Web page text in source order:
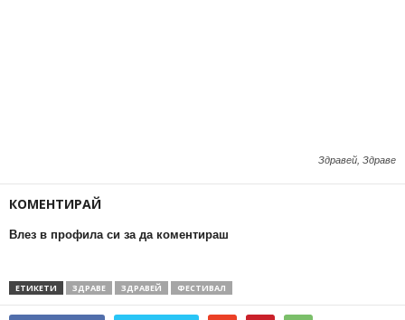
Здравей, Здраве
КОМЕНТИРАЙ
Влез в профила си за да коментираш
ЕТИКЕТИ ЗДРАВЕ ЗДРАВЕЙ ФЕСТИВАЛ